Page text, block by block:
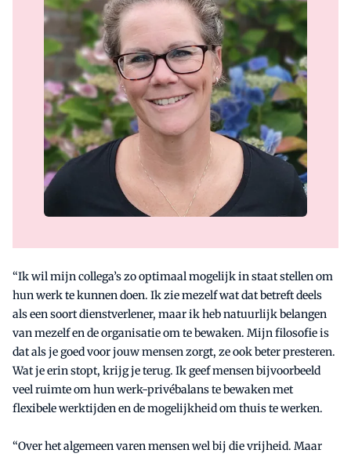
“Ik wil mijn collega’s zo optimaal mogelijk in staat stellen om
hun werk te kunnen doen. Ik zie mezelf wat dat betreft deels
als een soort dienstverlener, maar ik heb natuurlijk belangen
van mezelf en de organisatie om te bewaken. Mijn filosofie is
dat als je goed voor jouw mensen zorgt, ze ook beter presteren.
Wat je erin stopt, krijg je terug. Ik geef mensen bijvoorbeeld
veel ruimte om hun werk-privébalans te bewaken met
flexibele werktijden en de mogelijkheid om thuis te werken.
“Over het algemeen varen mensen wel bij die vrijheid. Maar